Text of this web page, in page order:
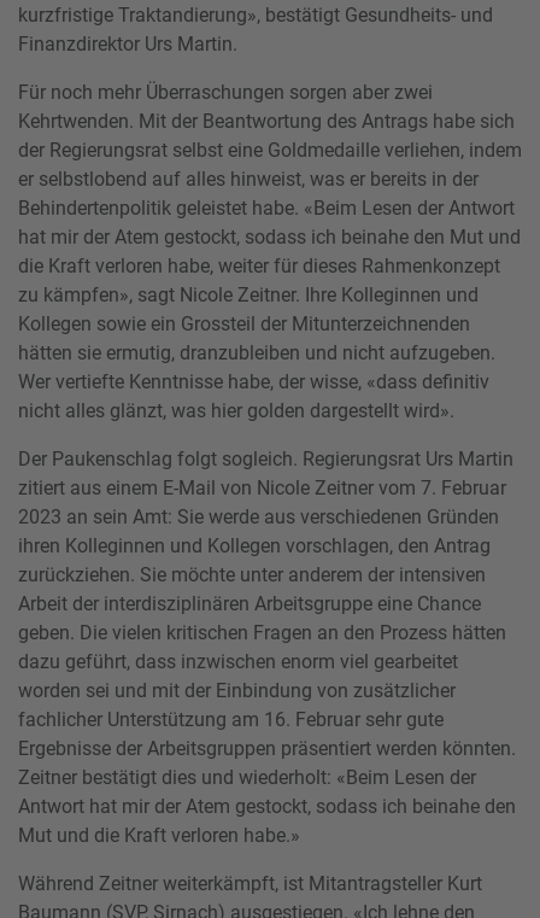
kurzfristige Traktandierung», bestätigt Gesundheits- und
Finanzdirektor Urs Martin.
Für noch mehr Überraschungen sorgen aber zwei
Kehrtwenden. Mit der Beantwortung des Antrags habe sich
der Regierungsrat selbst eine Goldmedaille verliehen, indem
er selbstlobend auf alles hinweist, was er bereits in der
Behindertenpolitik geleistet habe. «Beim Lesen der Antwort
hat mir der Atem gestockt, sodass ich beinahe den Mut und
die Kraft verloren habe, weiter für dieses Rahmenkonzept
zu kämpfen», sagt Nicole Zeitner. Ihre Kolleginnen und
Kollegen sowie ein Grossteil der Mitunterzeichnenden
hätten sie ermutig, dranzubleiben und nicht aufzugeben.
Wer vertiefte Kenntnisse habe, der wisse, «dass definitiv
nicht alles glänzt, was hier golden dargestellt wird».
Der Paukenschlag folgt sogleich. Regierungsrat Urs Martin
zitiert aus einem E-Mail von Nicole Zeitner vom 7. Februar
2023 an sein Amt: Sie werde aus verschiedenen Gründen
ihren Kolleginnen und Kollegen vorschlagen, den Antrag
zurückziehen. Sie möchte unter anderem der intensiven
Arbeit der interdisziplinären Arbeitsgruppe eine Chance
geben. Die vielen kritischen Fragen an den Prozess hätten
dazu geführt, dass inzwischen enorm viel gearbeitet
worden sei und mit der Einbindung von zusätzlicher
fachlicher Unterstützung am 16. Februar sehr gute
Ergebnisse der Arbeitsgruppen präsentiert werden könnten.
Zeitner bestätigt dies und wiederholt: «Beim Lesen der
Antwort hat mir der Atem gestockt, sodass ich beinahe den
Mut und die Kraft verloren habe.»
Während Zeitner weiterkämpft, ist Mitantragsteller Kurt
Baumann (SVP, Sirnach) ausgestiegen. «Ich lehne den